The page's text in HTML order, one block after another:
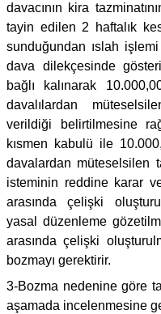
davacının kira
tayin edilen 2 haftalık
sunduğundan ıslah işlemi
dava dilekçesinde
bağlı kalınarak
davalılardan
verildiği belirtilmesine
kısmen kabulü ile
davalardan müteselsilen
isteminin reddine karar
arasında çelişki
yasal düzenleme
arasında çelişki
bozmayı gerektirir.
3-Bozma nedenine göre
aşamada incelenmesine